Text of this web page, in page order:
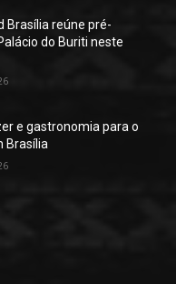
Brasília reúne pré-
do Buriti neste
e gastronomia para o
Brasília